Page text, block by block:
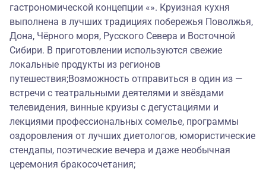
гастрономической концепции «». Круизная кухня
выполнена в лучших традициях побережья Поволжья,
Дона, Чёрного моря, Русского Севера и Восточной
Сибири. В приготовлении используются свежие
локальные продукты из регионов
путешествия;Возможность отправиться в один из —
встречи с театральными деятелями и звёздами
телевидения, винные круизы с дегустациями и
лекциями профессиональных сомелье, программы
оздоровления от лучших диетологов, юмористические
стендапы, поэтические вечера и даже необычная
церемония бракосочетания;